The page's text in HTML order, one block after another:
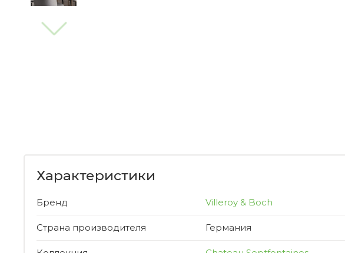
Характеристики
Бренд Villeroy & Boch
Страна производителя Германия